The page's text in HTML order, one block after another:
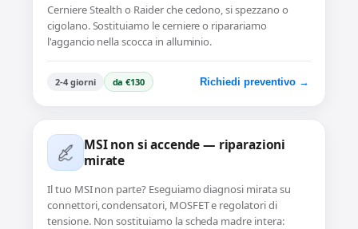
Cerniere Stealth o Raider che cedono, si spezzano o
cigolano. Sostituiamo le cerniere o riparariamo
l'aggancio nella scocca in alluminio.
2-4 giorni da €130 Richiedi preventivo →
MSI non si accende — riparazioni
mirate
Il tuo MSI non parte? Eseguiamo diagnosi mirata su
connettori, condensatori, MOSFET e regolatori di
tensione. Non sostituiamo la scheda madre intera: